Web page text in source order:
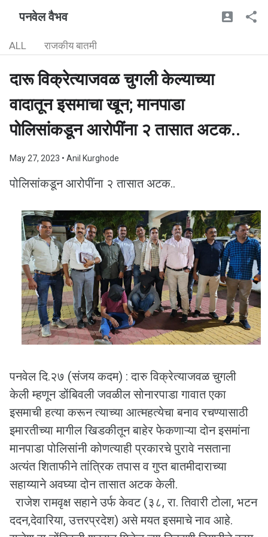
पनवेल वैभव
ALL राजकीय बातमी
दारू विक्रेत्याजवळ चुगली केल्याच्या
वादातून इसमाचा खून; मानपाडा
पोलिसांकडून आरोपींना २ तासात अटक..
May 27, 2023 • Anil Kurghode
पोलिसांकडून आरोपींना २ तासात अटक..
पनवेल दि.२७ (संजय कदम) : दारु विक्रेत्याजवळ चुगली
केली म्हणून डोंबिवली जवळील सोनारपाडा गावात एका
इसमाची हत्या करून त्याच्या आत्महत्येचा बनाव रचण्यासाठी
इमारतीच्या मागील खिडकीतून बाहेर फेकणाऱ्या दोन इसमांना
मानपाडा पोलिसांनी कोणत्याही प्रकारचे पुरावे नसताना
अत्यंत शिताफीने तांत्रिक तपास व गुप्त बातमीदाराच्या
सहाय्याने अवघ्या दोन तासात अटक केली.
राजेश रामवृक्ष सहाने उर्फ केवट (३८, रा. तिवारी टोला, भटन
ददन,देवारिया, उत्तरप्रदेश) असे मयत इसमाचे नाव आहे.